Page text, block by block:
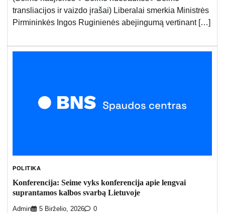
transliacijos ir vaizdo įrašai) Liberalai smerkia Ministrės
Pirmininkės Ingos Ruginienės abejingumą vertinant […]
POLITIKA
Konferencija: Seime vyks konferencija apie lengvai
suprantamos kalbos svarbą Lietuvoje
Admin 5 Birželio, 2026 0